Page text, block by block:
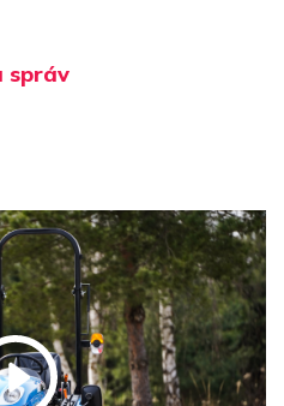
správ